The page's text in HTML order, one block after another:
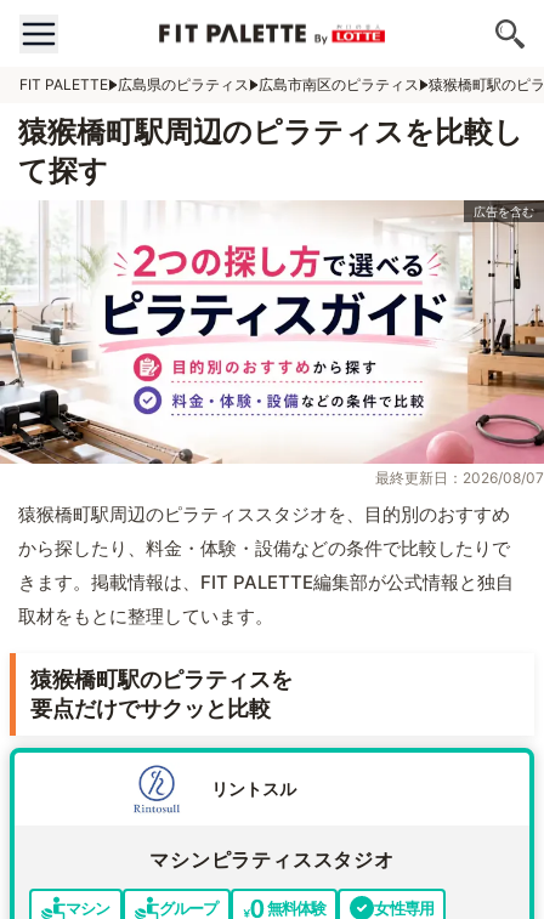
FIT PALETTE 広島県のピラティス 広島市南区のピラティス 猿猴橋町駅のピ
猿猴橋町駅周辺のピラティスを比較し
て探す
最終更新日：2026/08/07
猿猴橋町駅周辺のピラティススタジオを、目的別のおすすめ
から探したり、料金・体験・設備などの条件で比較したりで
きます。掲載情報は、FIT PALETTE編集部が公式情報と独自
取材をもとに整理しています。
猿猴橋町駅のピラティスを
要点だけでサクッと比較
リントスル
マシンピラティススタジオ
マシン グループ 無料体験 女性専用